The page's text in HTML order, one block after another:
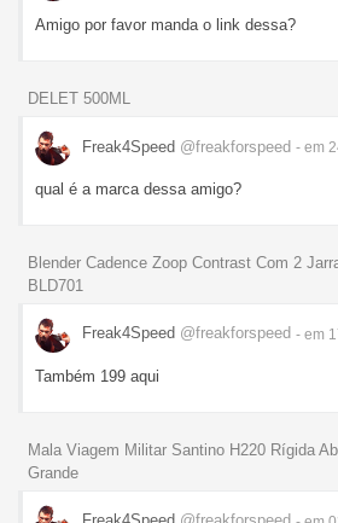
Amigo por favor manda o link dessa?
DELET 500ML
Freak4Speed @freakforspeed - em
qual é a marca dessa amigo?
Blender Cadence Zoop Contrast Com 2
BLD701
Freak4Speed @freakforspeed - em
Também 199 aqui
Mala Viagem Militar Santino H220 Rígida
Grande